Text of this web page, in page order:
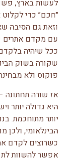
לעשות בארץ,
״חכם״ כדי
וזאת גם הסיבה
עם מקדם אתרים
ככל שיהיה
שקורה בשוק
פוקוס ולא
אז שורה תחתונה
היא גדולה יותר
יותר מתוחכמת.
הבינלאומי,
כשרוצים לקדם
אפשר להשוות